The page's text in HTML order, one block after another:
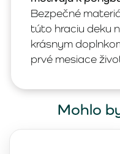
Bezpečné
túto hraciu deku
krásnym
prvé mesiace
Mohlo